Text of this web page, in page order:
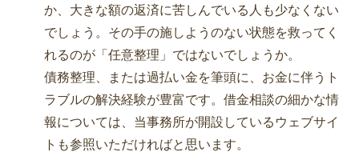
か、大きな額の返済に苦しんでいる人も少なくない
でしょう。その手の施しようのない状態を救ってく
れるのが「任意整理」ではないでしょうか。
債務整理、または過払い金を筆頭に、お金に伴うト
ラブルの解決経験が豊富です。借金相談の細かな情
報については、当事務所が開設しているウェブサイ
トも参照いただければと思います。